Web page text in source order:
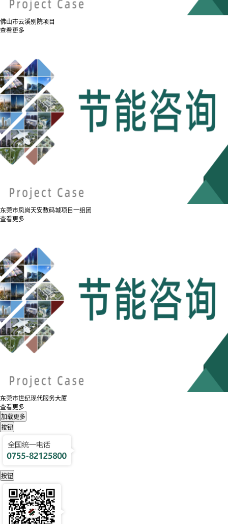
佛山市云溪别院项目
查看更多
东莞市凤岗天安数码城项目一组团
查看更多
东莞市世纪现代服务大厦
查看更多